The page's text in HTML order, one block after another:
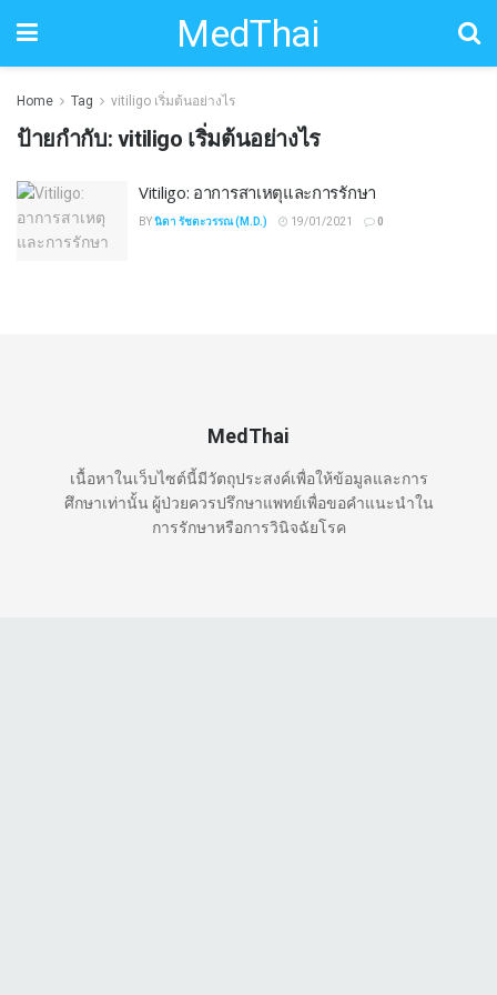
MedThai
Home Tag vitiligo เริ่มต้นอย่างไร
ป้ายกำกับ: vitiligo เริ่มต้นอย่างไร
Vitiligo: อาการสาเหตุและการรักษา
BYนิดา รัชตะวรรณ (M.D.) 19/01/2021 0
MedThai
เนื้อหาในเว็บไซต์นี้มีวัตถุประสงค์เพื่อให้ข้อมูลและการ
ศึกษาเท่านั้น ผู้ป่วยควรปรึกษาแพทย์เพื่อขอคำแนะนำใน
การรักษาหรือการวินิจฉัยโรค